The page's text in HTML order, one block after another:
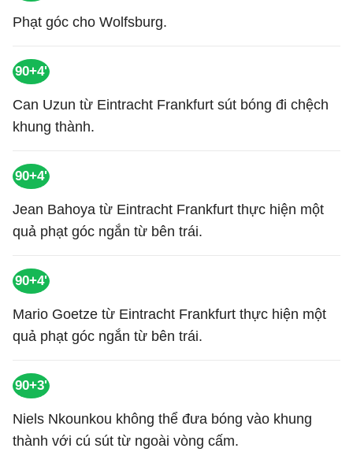
Phạt góc cho Wolfsburg.
90+4'
Can Uzun từ Eintracht Frankfurt sút bóng đi chệch
khung thành.
90+4'
Jean Bahoya từ Eintracht Frankfurt thực hiện một
quả phạt góc ngắn từ bên trái.
90+4'
Mario Goetze từ Eintracht Frankfurt thực hiện một
quả phạt góc ngắn từ bên trái.
90+3'
Niels Nkounkou không thể đưa bóng vào khung
thành với cú sút từ ngoài vòng cấm.